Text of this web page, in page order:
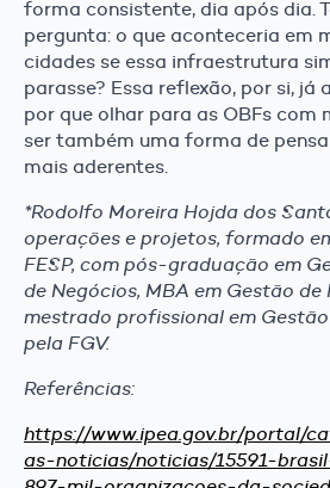
forma consistente, dia após dia.
pergunta: o que aconteceria em
cidades se essa infraestrutura
parasse? Essa reflexão, por si, já
por que olhar para as OBFs com
ser também uma forma de
mais aderentes.
*Rodolfo Moreira Hojda dos
operações e projetos, formado
FESP, com pós-graduação em
de Negócios, MBA em Gestão de
mestrado profissional em
pela FGV.
Referências:
https://www.ipea.gov.br/portal/
as-noticias/noticias/15591-